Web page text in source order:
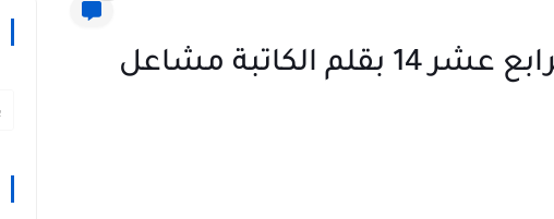
رواية هن لباس لكم الفصل الرابع عشر 14 بقلم الكاتبة مشاعل